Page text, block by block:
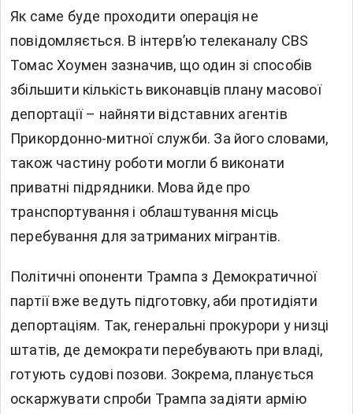
Як саме буде проходити операція не
повідомляється. В інтерв’ю телеканалу CBS
Томас Хоумен зазначив, що один зі способів
збільшити кількість виконавців плану масової
депортації – найняти відставних агентів
Прикордонно-митної служби. За його словами,
також частину роботи могли б виконати
приватні підрядники. Мова йде про
транспортування і облаштування місць
перебування для затриманих мігрантів.
Політичні опоненти Трампа з Демократичної
партії вже ведуть підготовку, аби протидіяти
депортаціям. Так, генеральні прокурори у низці
штатів, де демократи перебувають при владі,
готують судові позови. Зокрема, планується
оскаржувати спроби Трампа задіяти армію